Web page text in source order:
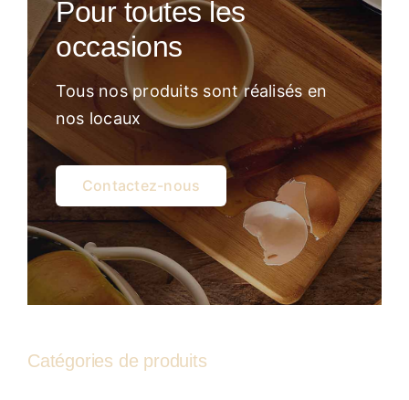
Atelier
Pour toutes les
occasions
Tous nos produits sont réalisés en
nos locaux
Contactez-nous
Catégories de produits